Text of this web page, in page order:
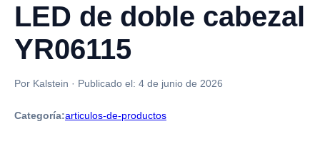
LED de doble cabezal
YR06115
Por Kalstein · Publicado el: 4 de junio de 2026
Categoría:articulos-de-productos